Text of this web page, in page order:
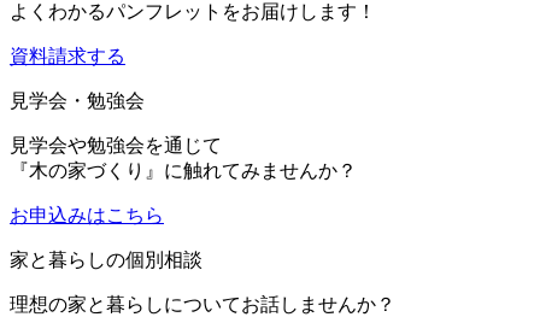
よくわかるパンフレットをお届けします！
資料請求する
見学会・勉強会
見学会や勉強会を通じて
『木の家づくり』に触れてみませんか？
お申込みはこちら
家と暮らしの個別相談
理想の家と暮らしについてお話しませんか？